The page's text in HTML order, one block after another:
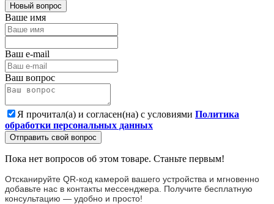
Новый вопрос
Ваше имя
Ваш e-mail
Ваш вопрос
Я прочитал(а) и согласен(на) с условиями Политика
обработки персональных данных
Отправить свой вопрос
Пока нет вопросов об этом товаре. Станьте первым!
Отсканируйте QR-код камерой вашего устройства и мгновенно
добавьте нас в контакты мессенджера. Получите бесплатную
консультацию — удобно и просто!